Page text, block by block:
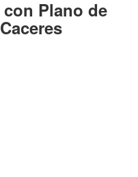
con Plano de